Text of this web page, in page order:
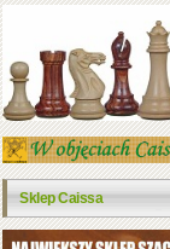
Sklep Caissa